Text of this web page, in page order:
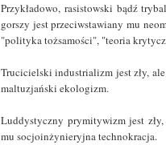
Przykładowo, rasistowski bądź
gorszy jest przeciwstawiany mu
"polityka tożsamości", "teoria
Trucicielski industrializm jest zły,
maltuzjański ekologizm.
Luddystyczny prymitywizm jest
mu socjoinżynieryjna technokracja.